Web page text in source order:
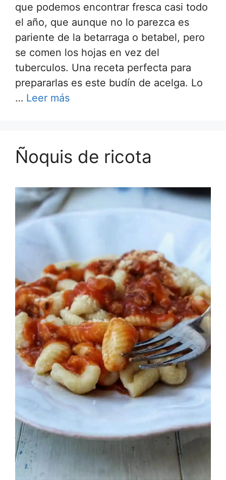
que podemos encontrar fresca casi todo
el año, que aunque no lo parezca es
pariente de la betarraga o betabel, pero
se comen los hojas en vez del
tuberculos. Una receta perfecta para
prepararlas es este budín de acelga. Lo
… Leer más
Ñoquis de ricota